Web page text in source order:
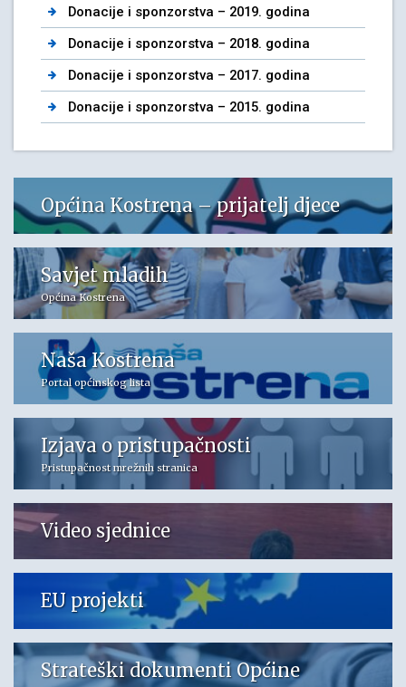
Donacije i sponzorstva – 2019. godina
Donacije i sponzorstva – 2018. godina
Donacije i sponzorstva – 2017. godina
Donacije i sponzorstva – 2015. godina
Općina Kostrena – prijatelj djece
Savjet mladih
Općina Kostrena
Naša Kostrena
Portal općinskog lista
Izjava o pristupačnosti
Pristupačnost mrežnih stranica
Video sjednice
EU projekti
Strateški dokumenti Općine